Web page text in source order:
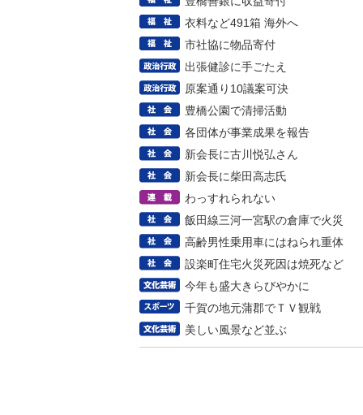
衣料など491箱 海外へ
市社協に物品寄付
出張健診に手ごたえ
原案通り10議案可決
豊橋公園で清掃活動
各団体が事業成果を報告
新会長に古川悦弘さん
新会長に柴田高志氏
わっすれられない
飯田線三河一宮駅の倉庫で火災
高齢男性乗用車にはねられ重体
設楽町住宅火災死因は焼死など
今年も盛大きらびやかに
千賀の地元蒲郡でＴＶ観戦
美しい風景など並ぶ